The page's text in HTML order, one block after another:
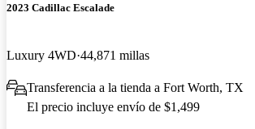
2023 Cadillac Escalade
Luxury 4WD 44,871 millas
Transferencia a la tienda a Fort Worth, TX
El precio incluye envío de $1,499